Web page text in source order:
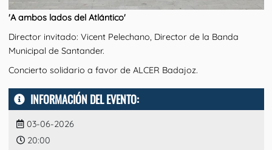
'A ambos lados del Atlántico'
Director invitado: Vicent Pelechano, Director de la Banda
Municipal de Santander.
Concierto solidario a favor de ALCER Badajoz.
INFORMACIÓN DEL EVENTO:
03-06-2026
20:00